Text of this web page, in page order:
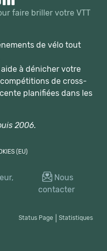
faire briller votre VTT
de vélo tout
à dénicher votre
de cross-
planifiées dans les
2006.
(EU)
Nous
contacter
Status Page Statistiques